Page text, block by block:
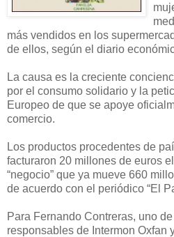
más vendidos en los
de ellos, según el diario
La causa es la creciente
por el consumo solidario y la
Europeo de que se apoye
comercio.
Los productos procedentes de
facturaron 20 millones de euros
“negocio” que ya mueve 660
de acuerdo con el periódico “El
Para Fernando Contreras, uno
responsables de Intermon Oxfan